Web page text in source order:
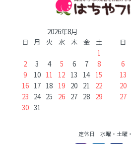
2026年8月
日
月 火 水 木 金
土
1
2
3 4 5 6 7
8
9
10 11 12 13 14 15
16 17 18 19 20 21
22
23 24 25 26 27 28 29
30 31
日
6
13
20
27
定休日 水曜・土曜